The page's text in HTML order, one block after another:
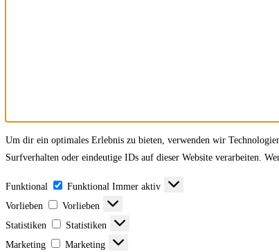
Um dir ein optimales Erlebnis zu bieten, verwenden wir
Surfverhalten oder eindeutige IDs auf dieser Website verarbeiten.
Funktional Funktional Immer aktiv
Vorlieben
Vorlieben
Statistiken
Statistiken
Marketing
Marketing